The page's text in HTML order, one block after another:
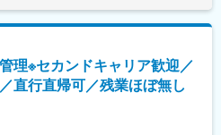
具合に対する緊急対応
理※セカンドキャリア歓迎／
直行直帰可／残業ほぼ無し